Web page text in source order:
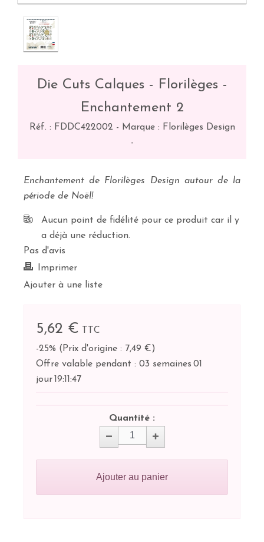
Die Cuts Calques - Florilèges -
Enchantement 2
Réf. : FDDC422002- Marque : Florilèges Design
-
Enchantement de Florilèges Design autour de la
période de Noël!
Aucun point de fidélité pour ce produit car il y
a déjà une réduction.
Pas d'avis
Imprimer
Ajouter à une liste
5,62 €
TTC
-25% ( Prix d'origine : 7,49 €)
Offre valable pendant : 03 semaines 01
jour 19:11:47
Quantité :
Ajouter au panier